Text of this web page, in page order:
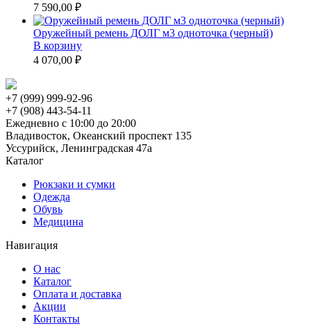
7 590,00 ₽
Оружейный ремень ДОЛГ м3 одноточка (черный)
В корзину
4 070,00 ₽
+7 (999) 999-92-96
+7 (908) 443-54-11
Ежедневно с 10:00 до 20:00
Владивосток, Океанский проспект 135
Уссурийск, Ленинградская 47а
Каталог
Рюкзаки и сумки
Одежда
Обувь
Медицина
Навигация
О нас
Каталог
Оплата и доставка
Акции
Контакты